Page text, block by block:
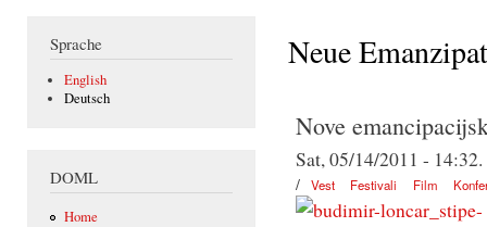
Sprache
English
Deutsch
DOML
Home
Neue
Nove
Sat, 05/14/2011 - 14:32.
/ Vest Festivali Film